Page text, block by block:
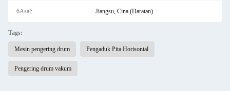
6Asal: Jiangsu, Cina (Daratan)
Tags:
Mesin pengering drum Pengaduk Pita Horisontal
Pengering drum vakum